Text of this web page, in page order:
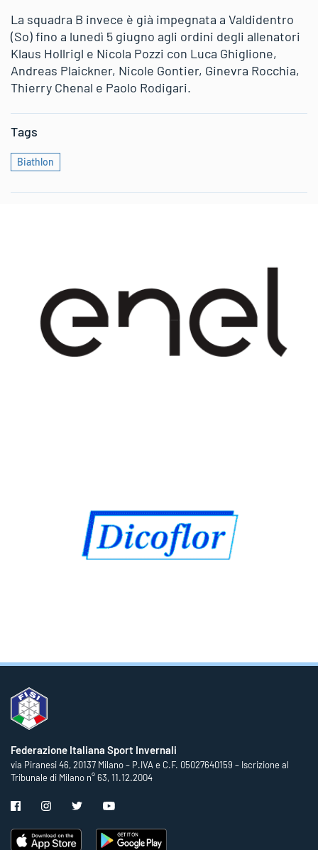
La squadra B invece è già impegnata a Valdidentro
(So) fino a lunedì 5 giugno agli ordini degli allenatori
Klaus Hollrigl e Nicola Pozzi con Luca Ghiglione,
Andreas Plaickner, Nicole Gontier, Ginevra Rocchia,
Thierry Chenal e Paolo Rodigari.
Tags
Biathlon
Federazione Italiana Sport Invernali
via Piranesi 46, 20137 Milano – P.IVA e C.F. 05027640159 – Iscrizione al
Tribunale di Milano n° 63, 11.12.2004